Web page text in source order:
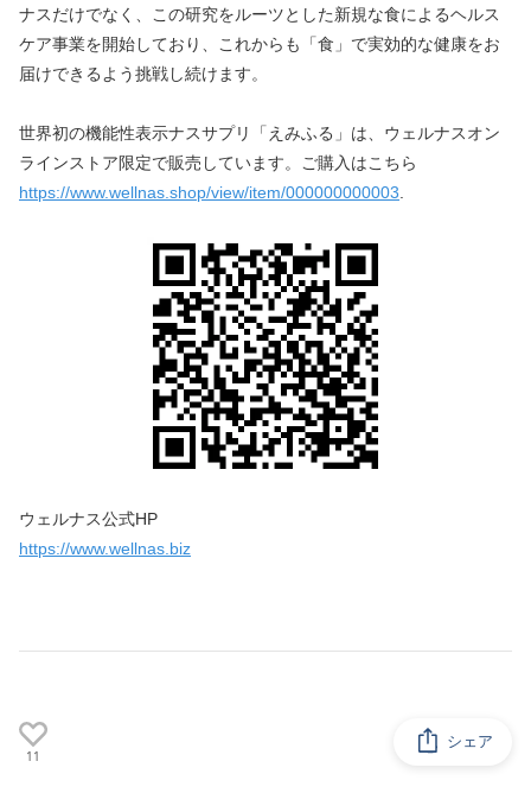
ナスだけでなく、この研究をルーツとした新規な食によるヘルス
ケア事業を開始しており、これからも「食」で実効的な健康をお
届けできるよう挑戦し続けます。
世界初の機能性表示ナスサプリ「えみふる」は、ウェルナスオン
ラインストア限定で販売しています。ご購入はこちら
https://www.wellnas.shop/view/item/000000000003
ウェルナス公式HP
https://www.wellnas.biz
11
シェア